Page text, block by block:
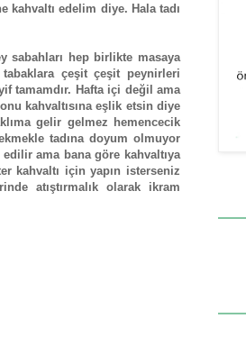
kahvaltı edelim diye. Hala tadı
sabahları hep birlikte masaya
çeşit çeşit peynirleri
tamamdır. Hafta içi değil ama
kahvaltısına eşlik etsin diye
gelir gelmez hemencecik
tadına doyum olmuyor
ama bana göre kahvaltıya
kahvaltı için yapın isterseniz
atıştırmalık olarak ikram